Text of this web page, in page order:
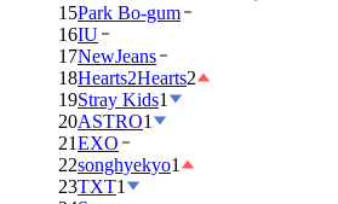
15Park Bo-gum
16IU
17NewJeans
18Hearts2Hearts2
19Stray Kids1
20ASTRO1
21EXO
22songhyekyo1
23TXT1